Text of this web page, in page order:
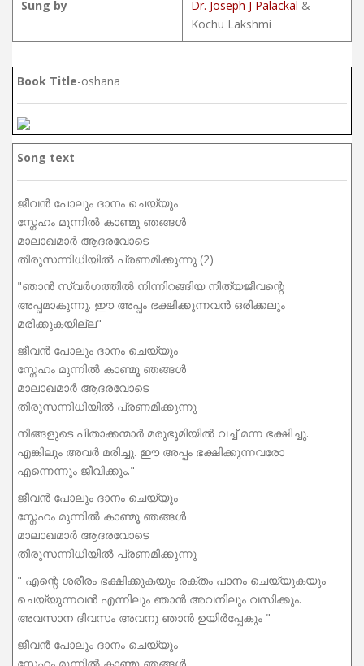
Sung by Dr. Joseph J Palackal &
Kochu Lakshmi
Book Title-oshana
Song text
ജീവൻ പോലും ദാനം ചെയ്യും
സ്നേഹം മുന്നിൽ കാണ്മൂ ഞങ്ങൾ
മാലാഖമാർ ആദരവോടെ
തിരുസന്നിധിയിൽ പ്രണമിക്കുന്നു (2)
"ഞാൻ സ്വർഗത്തിൽ നിന്നിറങ്ങിയ നിത്യജീവന്റെ
അപ്പമാകുന്നു. ഈ അപ്പം ഭക്ഷിക്കുന്നവൻ ഒരിക്കലും
മരിക്കുകയില്ല"
ജീവൻ പോലും ദാനം ചെയ്യും
സ്നേഹം മുന്നിൽ കാണ്മൂ ഞങ്ങൾ
മാലാഖമാർ ആദരവോടെ
തിരുസന്നിധിയിൽ പ്രണമിക്കുന്നു
നിങ്ങളുടെ പിതാക്കന്മാർ മരുഭൂമിയിൽ വച്ച് മന്ന ഭക്ഷിച്ചു.
എങ്കിലും അവർ മരിച്ചു. ഈ അപ്പം ഭക്ഷിക്കുന്നവരോ
എന്നെന്നും ജീവിക്കും."
ജീവൻ പോലും ദാനം ചെയ്യും
സ്നേഹം മുന്നിൽ കാണ്മൂ ഞങ്ങൾ
മാലാഖമാർ ആദരവോടെ
തിരുസന്നിധിയിൽ പ്രണമിക്കുന്നു
" എന്റെ ശരീരം ഭക്ഷിക്കുകയും രക്തം പാനം ചെയ്യുകയും
ചെയ്യുന്നവൻ എന്നിലും ഞാൻ അവനിലും വസിക്കും.
അവസാന ദിവസം അവനു ഞാൻ ഉയിർപ്പേകും "
ജീവൻ പോലും ദാനം ചെയ്യും